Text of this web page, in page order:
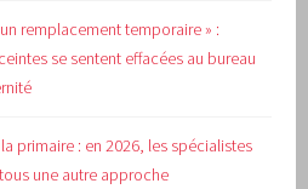
remplacement temporaire » :
se sentent effacées au bureau
primaire : en 2026, les spécialistes
une autre approche